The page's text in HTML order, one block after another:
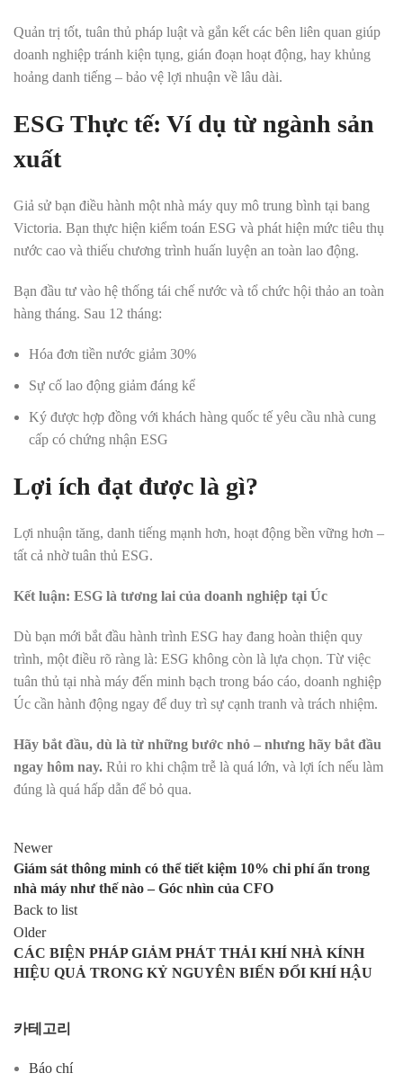
Quản trị tốt, tuân thủ pháp luật và gắn kết các bên liên quan giúp
doanh nghiệp tránh kiện tụng, gián đoạn hoạt động, hay khủng
hoảng danh tiếng – bảo vệ lợi nhuận về lâu dài.
ESG Thực tế: Ví dụ từ ngành sản
xuất
Giả sử bạn điều hành một nhà máy quy mô trung bình tại bang
Victoria. Bạn thực hiện kiểm toán ESG và phát hiện mức tiêu thụ
nước cao và thiếu chương trình huấn luyện an toàn lao động.
Bạn đầu tư vào hệ thống tái chế nước và tổ chức hội thảo an toàn
hàng tháng. Sau 12 tháng:
Hóa đơn tiền nước giảm 30%
Sự cố lao động giảm đáng kể
Ký được hợp đồng với khách hàng quốc tế yêu cầu nhà cung
cấp có chứng nhận ESG
Lợi ích đạt được là gì?
Lợi nhuận tăng, danh tiếng mạnh hơn, hoạt động bền vững hơn –
tất cả nhờ tuân thủ ESG.
Kết luận: ESG là tương lai của doanh nghiệp tại Úc
Dù bạn mới bắt đầu hành trình ESG hay đang hoàn thiện quy
trình, một điều rõ ràng là: ESG không còn là lựa chọn. Từ việc
tuân thủ tại nhà máy đến minh bạch trong báo cáo, doanh nghiệp
Úc cần hành động ngay để duy trì sự cạnh tranh và trách nhiệm.
Hãy bắt đầu, dù là từ những bước nhỏ – nhưng hãy bắt đầu
ngay hôm nay. Rủi ro khi chậm trễ là quá lớn, và lợi ích nếu làm
đúng là quá hấp dẫn để bỏ qua.
Newer
Giám sát thông minh có thể tiết kiệm 10% chi phí ẩn trong
nhà máy như thế nào – Góc nhìn của CFO
Back to list
Older
CÁC BIỆN PHÁP GIẢM PHÁT THẢI KHÍ NHÀ KÍNH
HIỆU QUẢ TRONG KỶ NGUYÊN BIẾN ĐỔI KHÍ HẬU
카테고리
Báo chí